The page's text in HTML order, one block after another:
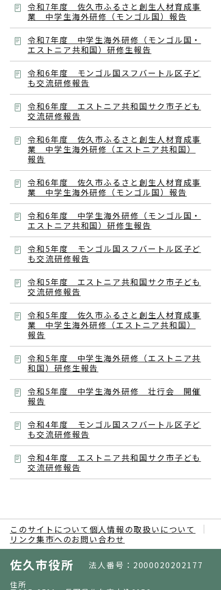
令和7年度 佐久市ふるさと創生人材育成事
業 中学生海外研修（モンゴル国）報告
令和7年度 中学生海外研修（モンゴル国・
エストニア共和国）研修生報告
令和6年度 モンゴル国スフバートル区子ど
も交流研修報告
令和6年度 エストニア共和国サク市子ども
交流研修報告
令和6年度 佐久市ふるさと創生人材育成事
業 中学生海外研修（エストニア共和国）
報告
令和6年度 佐久市ふるさと創生人材育成事
業 中学生海外研修（モンゴル国）報告
令和6年度 中学生海外研修（モンゴル国・
エストニア共和国）研修生報告
令和5年度 モンゴル国スフバートル区子ど
も交流研修報告
令和5年度 エストニア共和国サク市子ども
交流研修報告
令和5年度 佐久市ふるさと創生人材育成事
業 中学生海外研修（エストニア共和国）
報告
令和5年度 中学生海外研修（エストニア共
和国）研修生報告
令和5年度 中学生海外研修 壮行会 開催
報告
令和4年度 モンゴル国スフバートル区子ど
も交流研修報告
令和4年度 エストニア共和国サク市子ども
交流研修報告
このサイトについて 個人情報の取扱いについて
リンク集市へのお問い合わせ
佐久市役所 法人番号：2000020202177
住所